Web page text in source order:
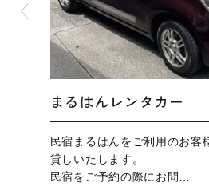
まるはんレンタカー
民宿まるはんをご利用のお客
貸しいたします。
民宿をご予約の際にお問…